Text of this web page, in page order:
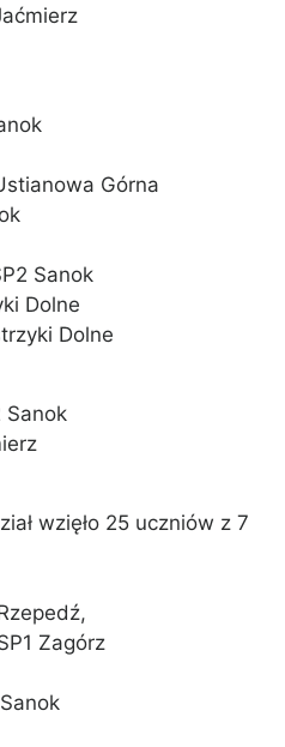
Górna
Sanok
Dolne
Dolne
Sanok
wzięło 25 uczniów z 7
Zagórz